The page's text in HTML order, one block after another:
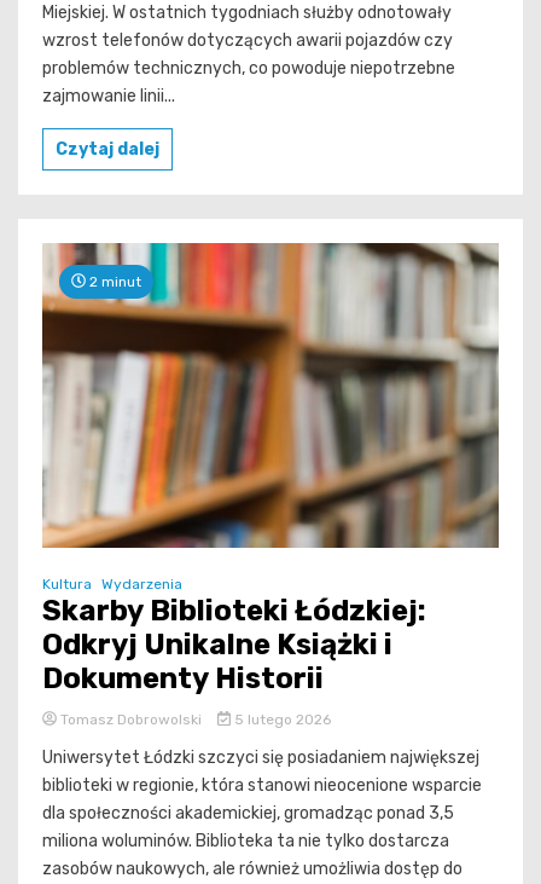
Miejskiej. W ostatnich tygodniach służby odnotowały
wzrost telefonów dotyczących awarii pojazdów czy
problemów technicznych, co powoduje niepotrzebne
zajmowanie linii...
Czytaj dalej
2 minut
Kultura Wydarzenia
Skarby Biblioteki Łódzkiej:
Odkryj Unikalne Książki i
Dokumenty Historii
Tomasz Dobrowolski 5 lutego 2026
Uniwersytet Łódzki szczyci się posiadaniem największej
biblioteki w regionie, która stanowi nieocenione wsparcie
dla społeczności akademickiej, gromadząc ponad 3,5
miliona woluminów. Biblioteka ta nie tylko dostarcza
zasobów naukowych, ale również umożliwia dostęp do